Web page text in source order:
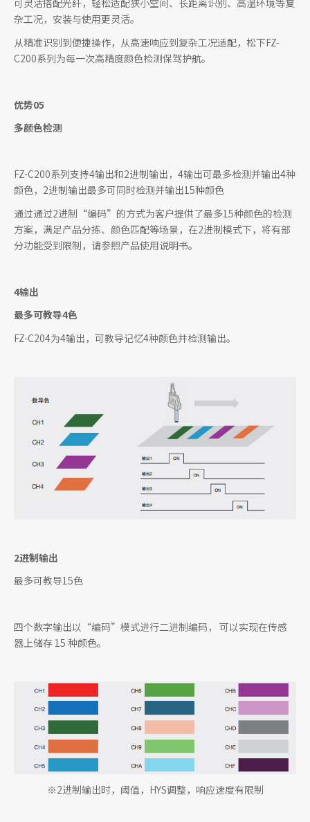
可灵活搭配光纤，轻松适配狭小空间、长距离识别、高温环境等复
杂工况，安装与使用更灵活。
从精准识别到便捷操作，从高速响应到复杂工况适配，松下FZ-
C200系列为每一次高精度颜色检测保驾护航。
优势05
多颜色检测
FZ-C200系列支持4输出和2进制输出，4输出可最多检测并输出4种
颜色，2进制输出最多可同时检测并输出15种颜色
通过通过2进制“编码”的方式为客户提供了最多15种颜色的检测
方案，满足产品分拣、颜色匹配等场景，在2进制模式下，将有部
分功能受到限制，请参照产品使用说明书。
4输出
最多可教导4色
FZ-C204为4输出，可教导记忆4种颜色并检测输出。
2进制输出
最多可教导15色
四个数字输出以“编码”模式进行二进制编码， 可以实现在传感
器上储存 15 种颜色。
※2进制输出时，阈值，HYS调整，响应速度有限制